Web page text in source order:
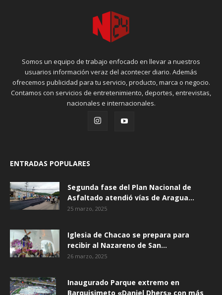
Somos un equipo de trabajo enfocado en llevar a nuestros
usuarios información veraz del acontecer diario. Además
ofrecemos publicidad para tu servicio, producto, marca o negocio.
Contamos con servicios de entretenimiento, deportes, entrevistas,
nacionales e internacionales.
ENTRADAS POPULARES
Segunda fase del Plan Nacional de
Asfaltado atendió vías de Aragua...
25 marzo, 2025
Iglesia de Chacao se prepara para
recibir al Nazareno de San...
26 marzo, 2025
Inaugurado Parque extremo en
Barquisimeto «Daniel Dhers» con más